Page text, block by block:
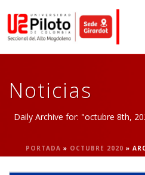
Noticias
Daily Archive for: "octubre 8th,
PORTADA » OCTUBRE 2020 »